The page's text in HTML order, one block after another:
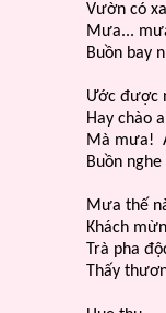
Vườn có
Mưa...
Buồn bay
Ước được
Hay chào
Mà mưa!
Buồn
Mưa thế
Khách
Trà pha
Thấy